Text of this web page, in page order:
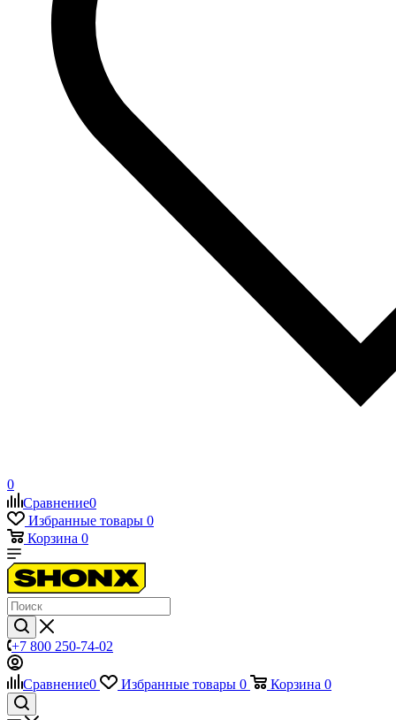
0
Сравнение0
Избранные товары 0
Корзина 0
+7 800 250-74-02
Сравнение0 Избранные товары 0 Корзина 0